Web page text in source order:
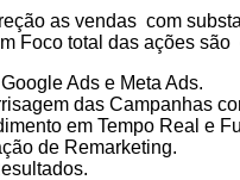
as vendas com
Foco total das ações
Ads e Meta Ads.
das Campanhas
em Tempo Real e
de Remarketing.